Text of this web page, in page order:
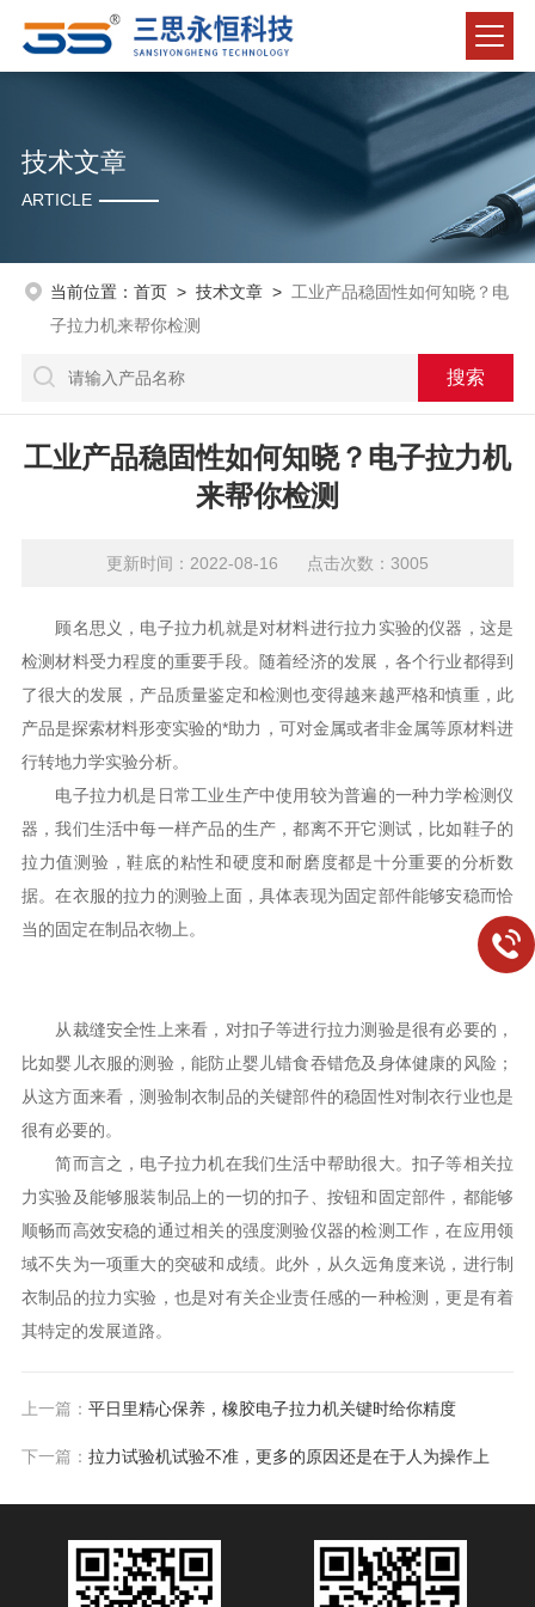
技术文章
ARTICLE
当前位置： 首页> 技术文章> 工业产品稳固性如何知晓？电
子拉力机来帮你检测
工业产品稳固性如何知晓？电子拉力机
来帮你检测
更新时间：2022-08-16 点击次数：3005
顾名思义，电子拉力机就是对材料进行拉力实验的仪器，这是
检测材料受力程度的重要手段。随着经济的发展，各个行业都得到
了很大的发展，产品质量鉴定和检测也变得越来越严格和慎重，此
产品是探索材料形变实验的*助力，可对金属或者非金属等原材料进
行转地力学实验分析。
电子拉力机是日常工业生产中使用较为普遍的一种力学检测仪
器，我们生活中每一样产品的生产，都离不开它测试，比如鞋子的
拉力值测验，鞋底的粘性和硬度和耐磨度都是十分重要的分析数
据。在衣服的拉力的测验上面，具体表现为固定部件能够安稳而恰
当的固定在制品衣物上。
从裁缝安全性上来看，对扣子等进行拉力测验是很有必要的，
比如婴儿衣服的测验，能防止婴儿错食吞错危及身体健康的风险；
从这方面来看，测验制衣制品的关键部件的稳固性对制衣行业也是
很有必要的。
简而言之，电子拉力机在我们生活中帮助很大。扣子等相关拉
力实验及能够服装制品上的一切的扣子、按钮和固定部件，都能够
顺畅而高效安稳的通过相关的强度测验仪器的检测工作，在应用领
域不失为一项重大的突破和成绩。此外，从久远角度来说，进行制
衣制品的拉力实验，也是对有关企业责任感的一种检测，更是有着
其特定的发展道路。
上一篇： 平日里精心保养，橡胶电子拉力机关键时给你精度
下一篇： 拉力试验机试验不准，更多的原因还是在于人为操作上